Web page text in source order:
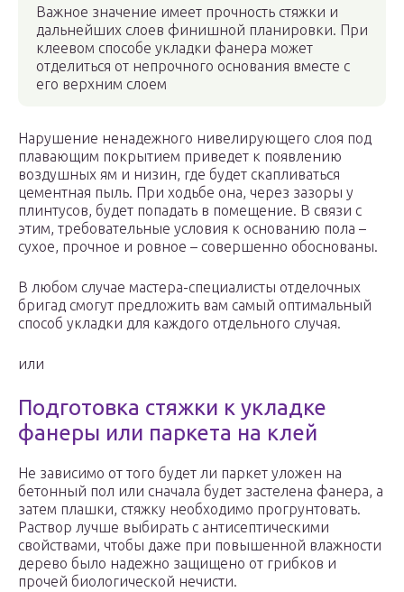
Важное значение имеет прочность стяжки и
дальнейших слоев финишной планировки. При
клеевом способе укладки фанера может
отделиться от непрочного основания вместе с
его верхним слоем
Нарушение ненадежного нивелирующего слоя под
плавающим покрытием приведет к появлению
воздушных ям и низин, где будет скапливаться
цементная пыль. При ходьбе она, через зазоры у
плинтусов, будет попадать в помещение. В связи с
этим, требовательные условия к основанию пола –
сухое, прочное и ровное – совершенно обоснованы.
В любом случае мастера-специалисты отделочных
бригад смогут предложить вам самый оптимальный
способ укладки для каждого отдельного случая.
или
Подготовка стяжки к укладке
фанеры или паркета на клей
Не зависимо от того будет ли паркет уложен на
бетонный пол или сначала будет застелена фанера, а
затем плашки, стяжку необходимо прогрунтовать.
Раствор лучше выбирать с антисептическими
свойствами, чтобы даже при повышенной влажности
дерево было надежно защищено от грибков и
прочей биологической нечисти.